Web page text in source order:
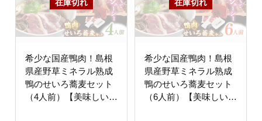
希少な国産鴨肉！島根
県産野草ミネラル熟成
鴨のせいろ蕎麦セット
（4人前）【美味しい食
希少な国産鴨肉！島根
県産野草ミネラル熟成
鴨のせいろ蕎麦セット
（6人前）【美味しい食